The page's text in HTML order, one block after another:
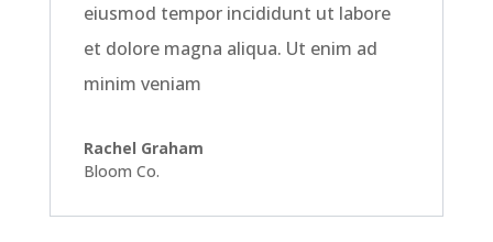
eiusmod tempor incididunt ut labore
et dolore magna aliqua. Ut enim ad
minim veniam
Rachel Graham
Bloom Co.